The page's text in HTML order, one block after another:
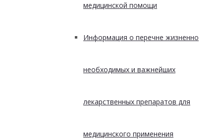
медицинской помощи
Информация о перечне жизненно
необходимых и важнейших
лекарственных препаратов для
медицинского применения